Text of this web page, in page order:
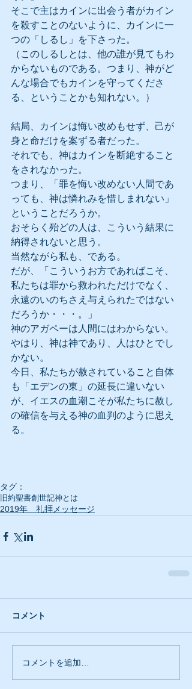
そこで主はカインに出会う者がカイン
を殺すことのないように、カインに一
つの「しるし」を下さった。
（このしるしとは、他の誰が見てもわ
からないものである。つまり、神がど
んな場合でもカインを守ってくださ
る、ということかも知れない。）
結局、カインは悔い改めもせず、己が
身と命だけを案ずる者だった。
それでも、神はカインを断絶すること
をされなかった。
つまり、「罪を悔い改めない人間であ
っても、神は憐れみを惜しまれない」
ということだろうか。
おそらく殆どの人は、こういう結果に
納得されないと思う。
当然ながら私も、である。
だが、「こういうお方であればこそ、
私たちは罪から救われただけでなく、
永遠のいのちさえ与えられたではない
だろうか・・・。」
神のアガペーは人間にはわからない。
やはり、神は神であり、人はひとでし
かない。
今日、私たちが赦されていること自体
も「エデンの東」の延長に違いない
が、イエスの血潮こそが私たちに赦し
の確信を与える神の血判のように思え
る。
タグ：
旧約聖書創世記神とは
2019年 礼拝メッセージ
コメント
コメントを追加…